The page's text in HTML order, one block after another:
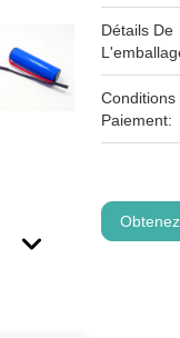
Détails De
Conditions
Paiement: